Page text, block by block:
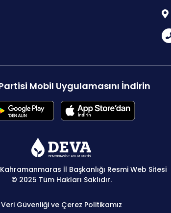
Mobil Uygulamasını İndirin
İl Başkanlığı Resmi Web Sitesi
© 2025 Tüm Hakları Saklıdır.
Veri Güvenliği ve Çerez Politikamız